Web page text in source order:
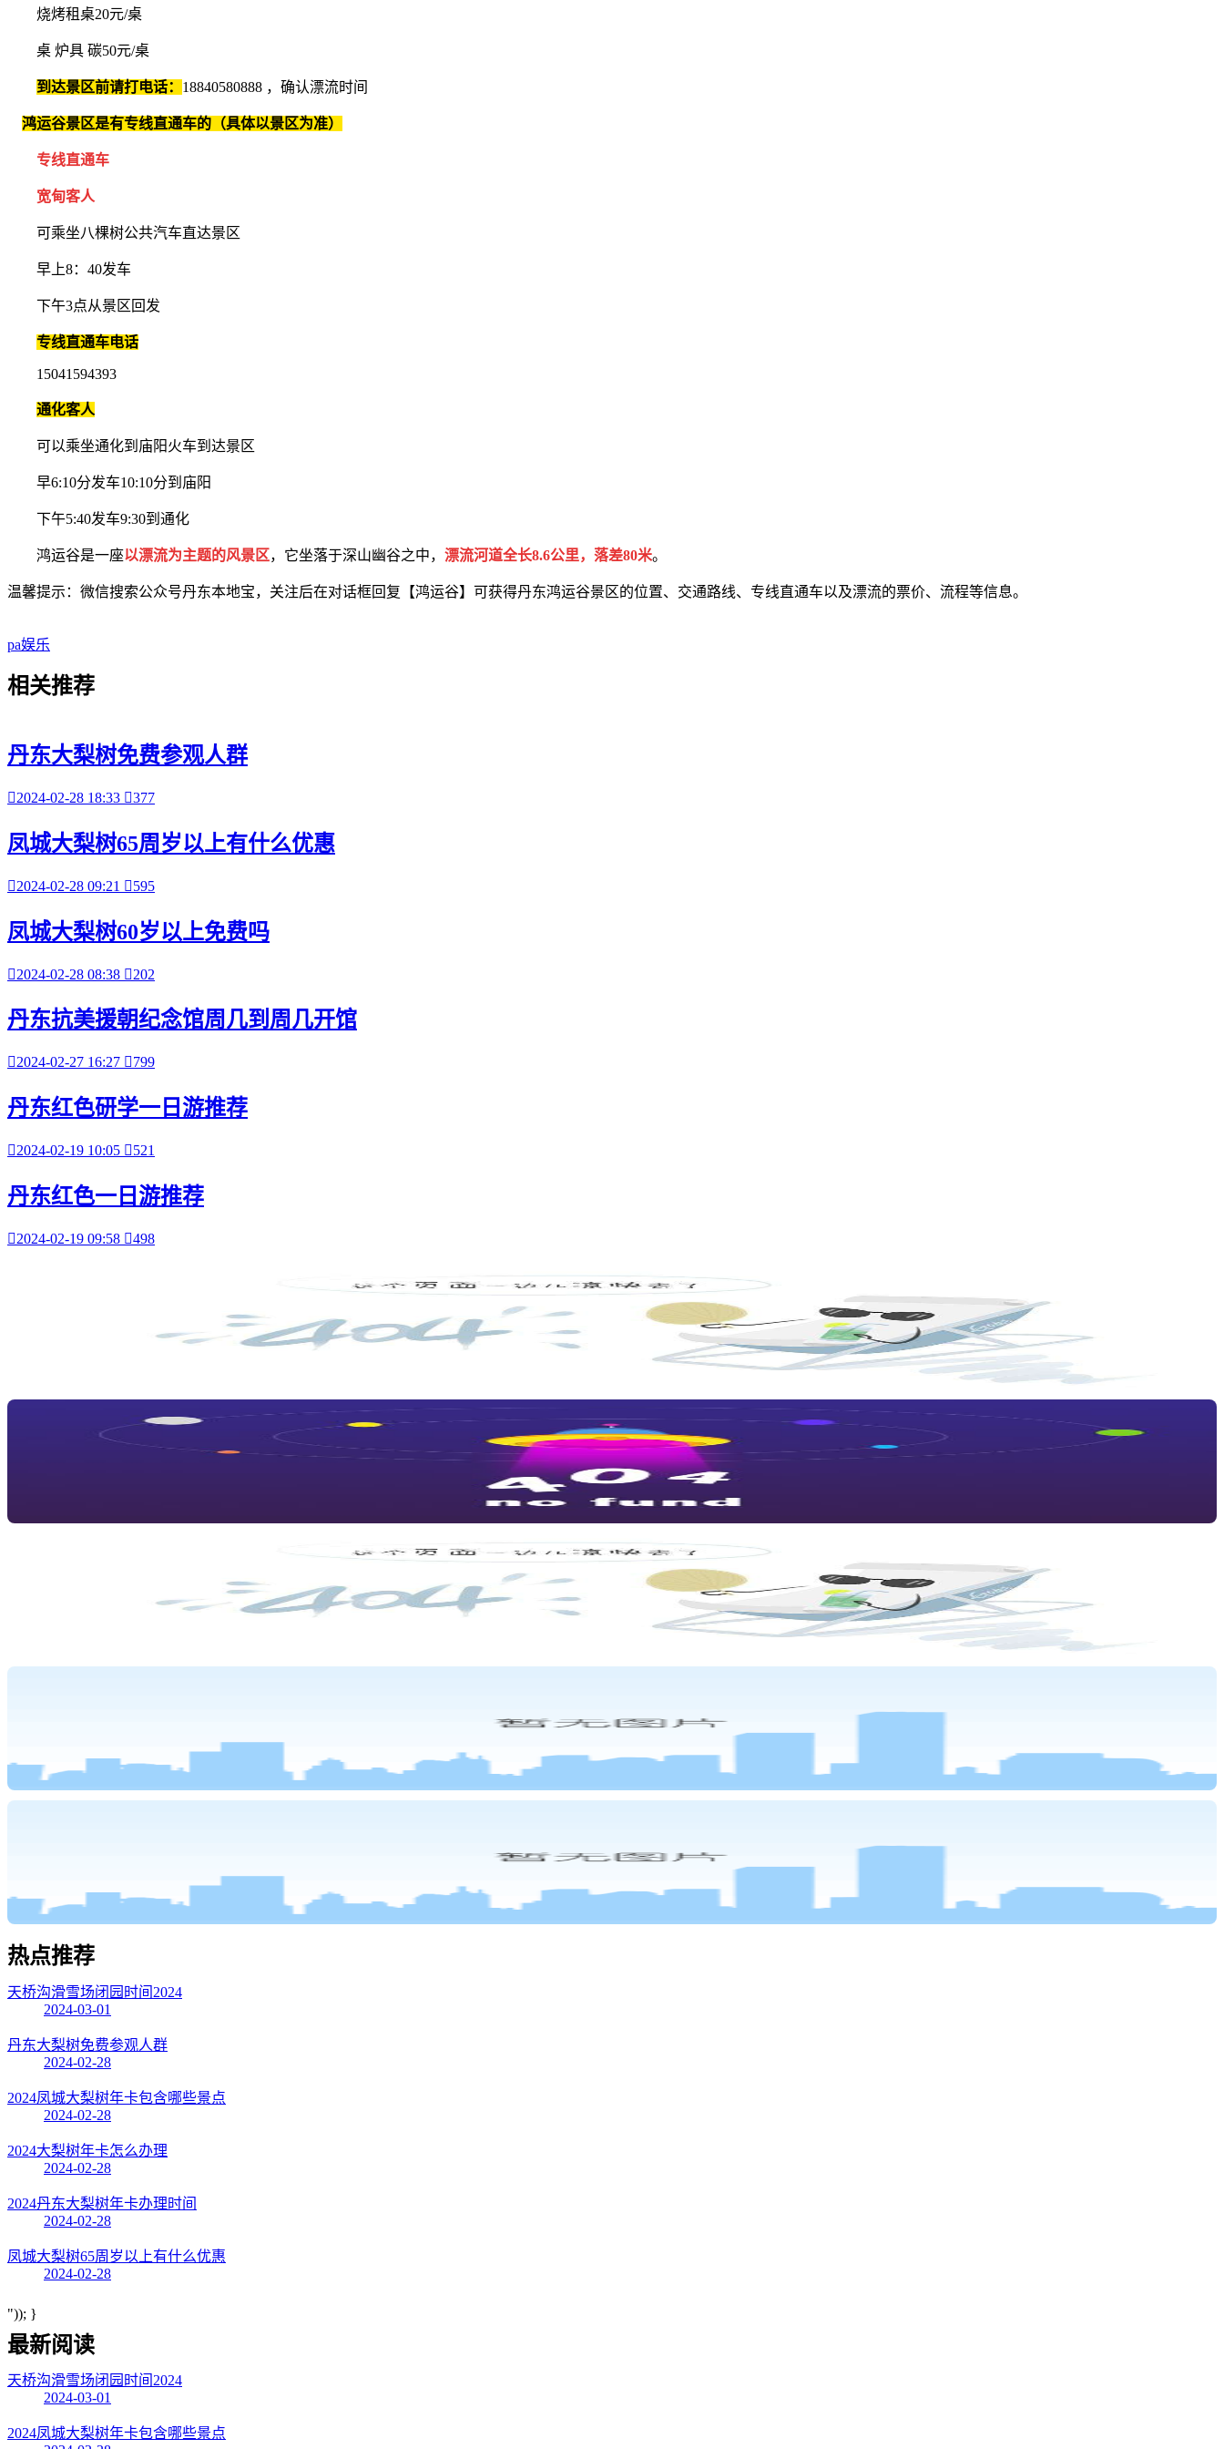
烧烤租桌20元/桌
桌 炉具 碳50元/桌
到达景区前请打电话： 18840580888 ，确认漂流时间
鸿运谷景区是有专线直通车的（具体以景区为准）
专线直通车
宽甸客人
可乘坐八棵树公共汽车直达景区
早上8：40发车
下午3点从景区回发
专线直通车电话
15041594393
通化客人
可以乘坐通化到庙阳火车到达景区
早6:10分发车10:10分到庙阳
下午5:40发车9:30到通化
鸿运谷是一座以漂流为主题的风景区，它坐落于深山幽谷之中， 漂流河道全长8.6公里，落差80米。
温馨提示：微信搜索公众号丹东本地宝，关注后在对话框回复【鸿运谷】可获得丹东鸿运谷景区的位置、交通路线、专线直通车以及漂流的票价、流程等信息。
pa娱乐
相关推荐
丹东大梨树免费参观人群
2024-02-28 18:33 377
凤城大梨树65周岁以上有什么优惠
2024-02-28 09:21 595
凤城大梨树60岁以上免费吗
2024-02-28 08:38 202
丹东抗美援朝纪念馆周几到周几开馆
2024-02-27 16:27 799
丹东红色研学一日游推荐
2024-02-19 10:05 521
丹东红色一日游推荐
2024-02-19 09:58 498
热点推荐
天桥沟滑雪场闭园时间2024
2024-03-01
丹东大梨树免费参观人群
2024-02-28
2024凤城大梨树年卡包含哪些景点
2024-02-28
2024大梨树年卡怎么办理
2024-02-28
2024丹东大梨树年卡办理时间
2024-02-28
凤城大梨树65周岁以上有什么优惠
2024-02-28
")); }
最新阅读
天桥沟滑雪场闭园时间2024
2024-03-01
2024凤城大梨树年卡包含哪些景点